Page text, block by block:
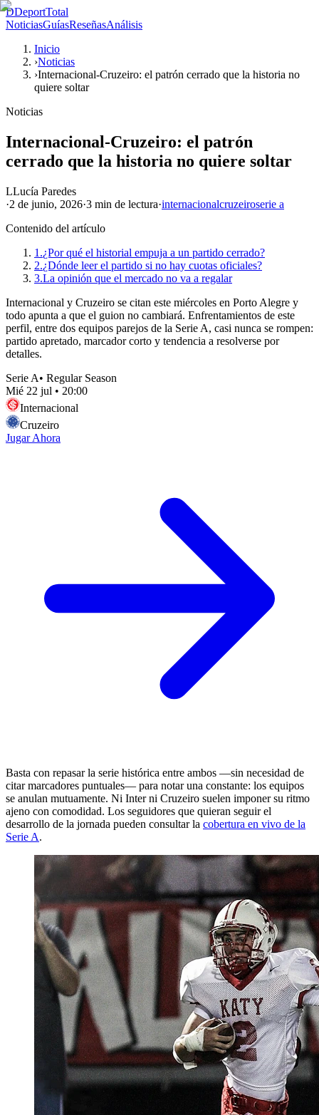
DDeportTotal
NoticiasGuíasReseñasAnálisis
Inicio
›Noticias
›Internacional-Cruzeiro: el patrón cerrado que la historia no
quiere soltar
Noticias
Internacional-Cruzeiro: el patrón
cerrado que la historia no quiere soltar
LLucía Paredes
·2 de junio, 2026·3 min de lectura·internacionalcruzeiroserie a
Contenido del artículo
1.¿Por qué el historial empuja a un partido cerrado?
2.¿Dónde leer el partido si no hay cuotas oficiales?
3.La opinión que el mercado no va a regalar
Internacional y Cruzeiro se citan este miércoles en Porto Alegre y
todo apunta a que el guion no cambiará. Enfrentamientos de este
perfil, entre dos equipos parejos de la Serie A, casi nunca se rompen:
partido apretado, marcador corto y tendencia a resolverse por
detalles.
Serie A• Regular Season
Mié 22 jul • 20:00
Internacional
Cruzeiro
Jugar Ahora
Basta con repasar la serie histórica entre ambos —sin necesidad de
citar marcadores puntuales— para notar una constante: los equipos
se anulan mutuamente. Ni Inter ni Cruzeiro suelen imponer su ritmo
ajeno con comodidad. Los seguidores que quieran seguir el
desarrollo de la jornada pueden consultar la cobertura en vivo de la
Serie A.